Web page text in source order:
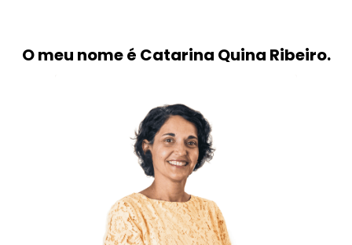
O meu nome é Catarina Quina Ribeiro.